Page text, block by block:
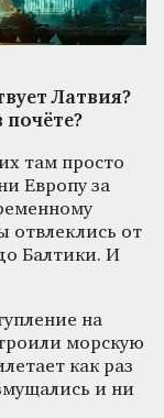
Латвия?
там просто
Европу за
отвлеклись от
Балтики. И
на
морскую
как раз
и ни